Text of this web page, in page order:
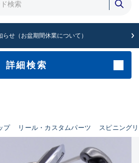
らせ（お盆期間休業について）
詳細検索
プ リール・カスタムパーツ スピニング
ッド(64430)
(1066)
フレスポ鈴鹿店
津高茶屋店
傷が極めて少ない極上品
B
使用感や傷はあるが全体的に
綺麗な良品